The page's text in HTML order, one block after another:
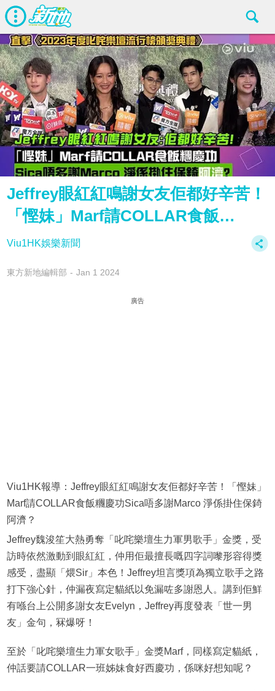
Jeffrey眼紅紅鳴謝女友佢都好辛苦！
「慳妹」Marf請COLLAR食飯…
Viu1HK娛樂新聞
東方新地編輯部 Jan 1 2024
廣告
Viu1HK報導：Jeffrey眼紅紅鳴謝女友佢都好辛苦！「慳妹」
Marf請COLLAR食飯糰慶功Sica唔多謝Marco 淨係掛住保錡
阿濟？
Jeffrey魏浚笙大熱勇奪「叱咤樂壇生力軍男歌手」金獎，受
訪時依然激動到眼紅紅，仲用佢最擅長嘅四字詞嚟形容得獎
感受，盡顯「煨Sir」本色！Jeffrey坦言獎項為獨立歌手之路
打下強心針，仲漏夜寫定貓紙以免漏咗多謝恩人。講到佢鮮
有喺台上公開多謝女友Evelyn，Jeffrey再度發表「世一男
友」金句，冧爆呀！
至於「叱咤樂壇生力軍女歌手」金獎Marf，同樣寫定貓紙，
仲話要請COLLAR一班姊妹食好西慶功，係咪好想知呢？